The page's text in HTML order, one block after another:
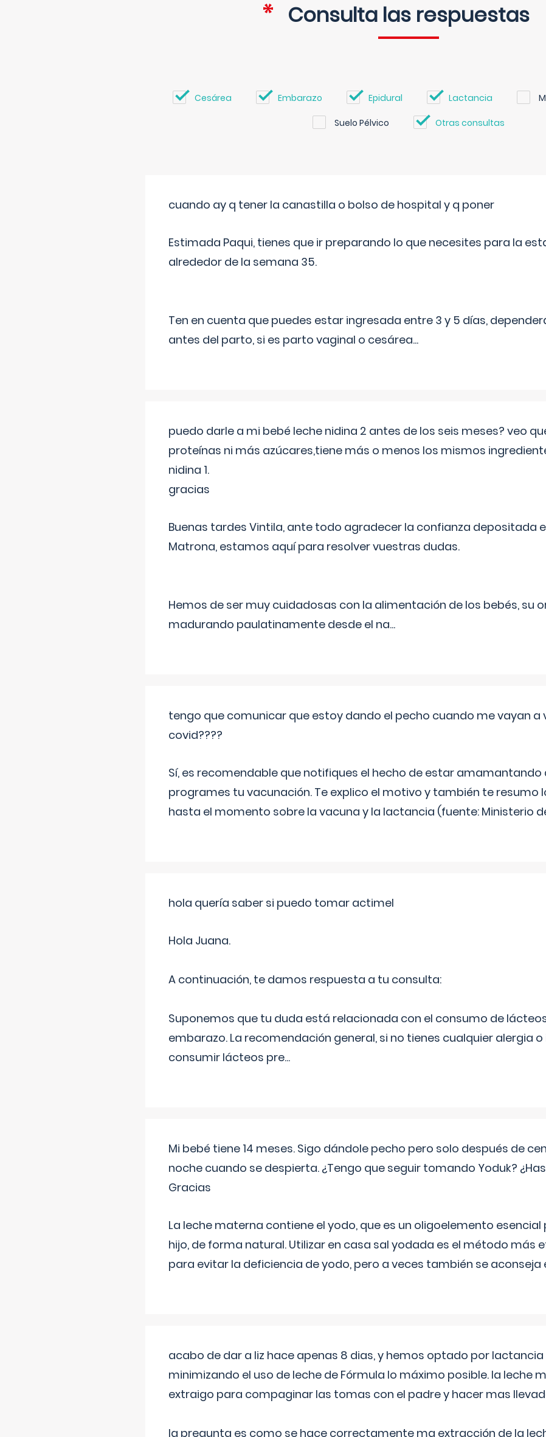
Consulta las respuestas
Cesárea Embarazo Epidural Lactancia
Suelo Pélvico Otras consultas
cuando ay q tener la canastilla o bolso de hospital y q poner
Estimada Paqui, tienes que ir preparando lo que necesites para la
alrededor de la semana 35.
Ten en cuenta que puedes estar ingresada entre 3 y 5 días,
antes del parto, si es parto vaginal o cesárea...
puedo darle a mi bebé leche nidina 2 antes de los seis meses? veo
proteínas ni más azúcares,tiene más o menos los mismos
nidina 1.
gracias
Buenas tardes Vintila, ante todo agradecer la confianza depositada
Matrona, estamos aquí para resolver vuestras dudas.
Hemos de ser muy cuidadosas con la alimentación de los bebés, su
madurando paulatinamente desde el na...
tengo que comunicar que estoy dando el pecho cuando me vayan a
covid????
Sí, es recomendable que notifiques el hecho de estar
programes tu vacunación. Te explico el motivo y también te resumo
hasta el momento sobre la vacuna y la lactancia (fuente: Ministerio
hola quería saber si puedo tomar actimel
Hola Juana.
A continuación, te damos respuesta a tu consulta:
Suponemos que tu duda está relacionada con el consumo de
embarazo. La recomendación general, si no tienes cualquier alergia
consumir lácteos pre...
Mi bebé tiene 14 meses. Sigo dándole pecho pero solo después de
noche cuando se despierta. ¿Tengo que seguir tomando Yoduk?
Gracias
La leche materna contiene el yodo, que es un oligoelemento esencial
hijo, de forma natural. Utilizar en casa sal yodada es el método más
para evitar la deficiencia de yodo, pero a veces también se aconseja
acabo de dar a liz hace apenas 8 dias, y hemos optado por
minimizando el uso de leche de Fórmula lo máximo posible. la leche
extraigo para compaginar las tomas con el padre y hacer mas
la pregunta es como se hace correctamente ma extracción de la